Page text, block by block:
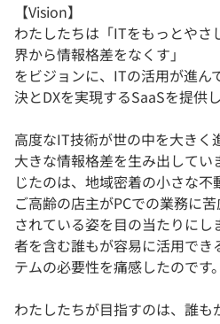
【Vision】
わたしたちは「ITをもっとや
界から情報格差をなくす」
をビジョンに、ITの活用が進ん
決とDXを実現するSaaSを提供し
高度なIT技術が世の中を大きく
大きな情報格差を生み出してい
じたのは、地域密着の小さな不
ご高齢の店主がPCでの業務に
されている姿を目の当たりに
者を含む誰もが容易に活用でき
テムの必要性を痛感したのです。
わたしたちが目指すのは、誰も